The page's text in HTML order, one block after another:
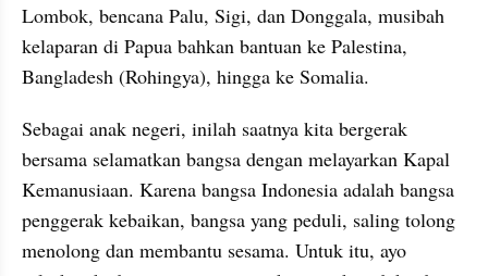
Lombok, bencana Palu, Sigi, dan Donggala, musibah
kelaparan di Papua bahkan bantuan ke Palestina,
Bangladesh (Rohingya), hingga ke Somalia.
Sebagai anak negeri, inilah saatnya kita bergerak
bersama selamatkan bangsa dengan melayarkan Kapal
Kemanusiaan. Karena bangsa Indonesia adalah bangsa
penggerak kebaikan, bangsa yang peduli, saling tolong
menolong dan membantu sesama. Untuk itu, ayo